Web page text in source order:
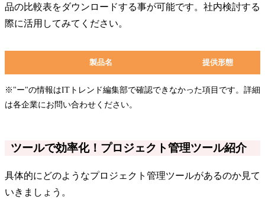
品の比較表をダウンロードする事が可能です。社内検討する
際に活用してみてください。
製品名 提供形態
※"ー"の情報はITトレンド編集部で確認できなかった項目です。詳細
は各企業にお問い合わせください。
ツールで効率化！プロジェクト管理ツール紹介
具体的にどのようなプロジェクト管理ツールがあるのか見て
いきましょう。